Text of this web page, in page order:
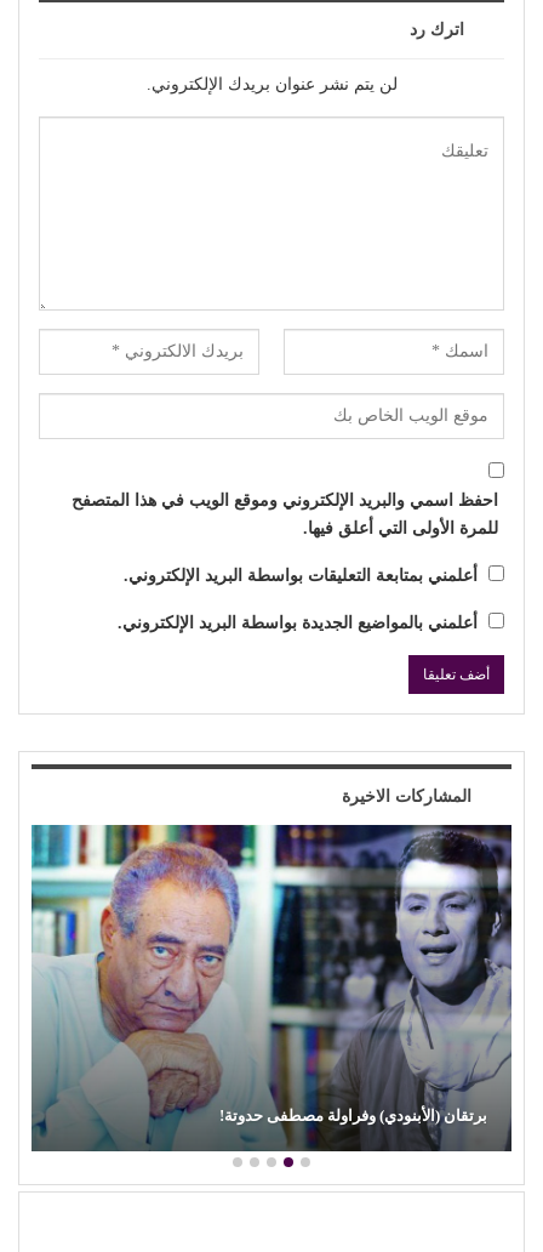
اترك رد
لن يتم نشر عنوان بريدك الإلكتروني.
احفظ اسمي والبريد الإلكتروني وموقع الويب في هذا المتصفح
للمرة الأولى التي أعلق فيها.
أعلمني بمتابعة التعليقات بواسطة البريد الإلكتروني.
أعلمني بالمواضيع الجديدة بواسطة البريد الإلكتروني.
المشاركات الاخيرة
محمود عطية يكتب: سوق (الترند) واللحم الرخيص!